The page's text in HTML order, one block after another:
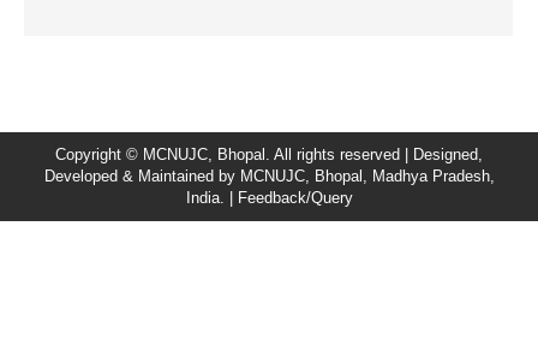
Copyright © MCNUJC, Bhopal. All rights reserved | Designed,
Developed & Maintained by MCNUJC, Bhopal, Madhya Pradesh,
India. |
Feedback/Query